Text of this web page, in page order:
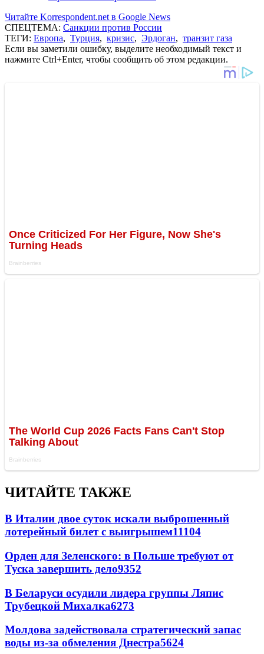
Читайте Korrespondent.net в Google News
СПЕЦТЕМА: Санкции против России
ТЕГИ: Европа, Турция, кризис, Эрдоган, транзит газа
Если вы заметили ошибку, выделите необходимый текст и
нажмите Ctrl+Enter, чтобы сообщить об этом редакции.
ЧИТАЙТЕ ТАКЖЕ
В Италии двое суток искали выброшенный
лотерейный билет с выигрышем11104
Орден для Зеленского: в Польше требуют от
Туска завершить дело9352
В Беларуси осудили лидера группы Ляпис
Трубецкой Михалка6273
Молдова задействовала стратегический запас
воды из-за обмеления Днестра5624